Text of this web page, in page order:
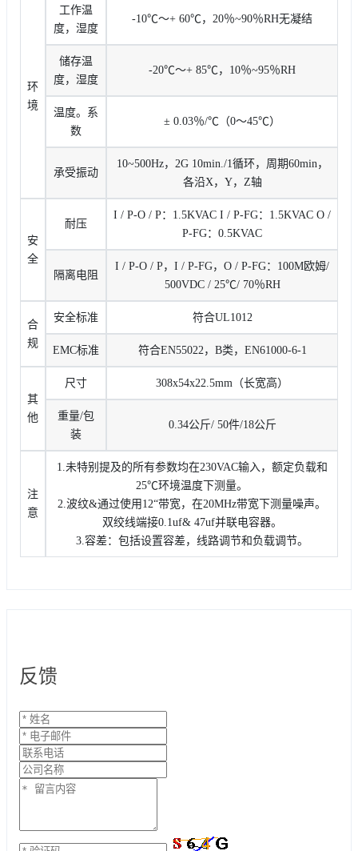
环
境
工作温
度，湿度
-10℃〜+ 60℃，20％~90％RH无凝结
储存温
度，湿度
-20℃〜+ 85℃，10％~95％RH
温度。系
数
± 0.03％/℃（0〜45℃）
承受振动
10~500Hz，2G 10min./1循环，周期60min，
各沿X，Y，Z轴
安
全
耐压
I / P-O / P：1.5KVAC I / P-FG：1.5KVAC O /
P-FG：0.5KVAC
隔离电阻
I / P-O / P，I / P-FG，O / P-FG：100M欧姆/
500VDC / 25℃/ 70％RH
合
规
安全标准 符合UL1012
EMC标准 符合EN55022，B类，EN61000-6-1
其
他
尺寸 308x54x22.5mm（长宽高）
重量/包
装
0.34公斤/ 50件/18公斤
注
意
1.未特别提及的所有参数均在230VAC输入，额定负载和
25℃环境温度下测量。
2.波纹&通过使用12“带宽，在20MHz带宽下测量噪声。
双绞线端接0.1uf& 47uf并联电容器。
3.容差：包括设置容差，线路调节和负载调节。
反馈